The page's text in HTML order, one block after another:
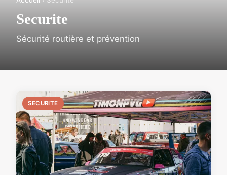
Securite
Sécurité routière et prévention
SECURITE